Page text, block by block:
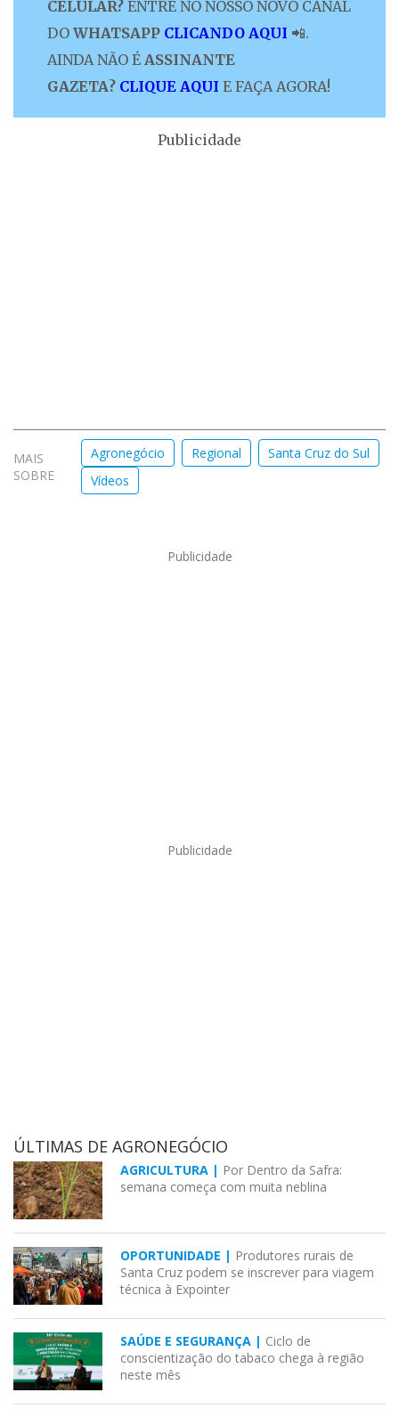
CELULAR? ENTRE NO NOSSO NOVO CANAL
DO WHATSAPP CLICANDO AQUI 📲.
AINDA NÃO É ASSINANTE
GAZETA? CLIQUE AQUI E FAÇA AGORA!
Publicidade
MAIS
SOBRE
Agronegócio Regional
Santa Cruz do Sul
Vídeos
Publicidade
Publicidade
ÚLTIMAS DE AGRONEGÓCIO
AGRICULTURA | Por Dentro da Safra:
semana começa com muita neblina
OPORTUNIDADE | Produtores rurais de
Santa Cruz podem se inscrever para viagem
técnica à Expointer
SAÚDE E SEGURANÇA | Ciclo de
conscientização do tabaco chega à região
neste mês